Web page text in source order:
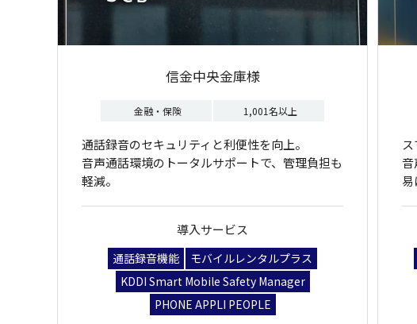
信金中央金庫様
金融・保険 1,001名以上
通話録音のセキュリティと利便性を向上。
音声通話環境のトータルサポートで、管理負担も
軽減。
導入サービス
通話録音機能
モバイルレンタルプラス
KDDI Smart Mobile Safety Manager
PHONE APPLI PEOPLE
音
易